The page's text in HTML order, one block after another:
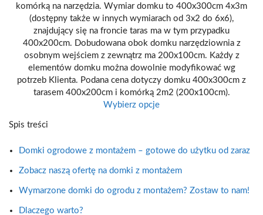
komórką na narzędzia. Wymiar domku to 400x300cm 4x3m
(dostępny także w innych wymiarach od 3x2 do 6x6),
znajdujący się na froncie taras ma w tym przypadku
400x200cm. Dobudowana obok domku narzędziownia z
osobnym wejściem z zewnątrz ma 200x100cm. Każdy z
elementów domku można dowolnie modyfikować wg
potrzeb Klienta. Podana cena dotyczy domku 400x300cm z
tarasem 400x200cm i komórką 2m2 (200x100cm).
Wybierz opcje
Spis treści
Domki ogrodowe z montażem – gotowe do użytku od zaraz
Zobacz naszą ofertę na domki z montażem
Wymarzone domki do ogrodu z montażem? Zostaw to nam!
Dlaczego warto?